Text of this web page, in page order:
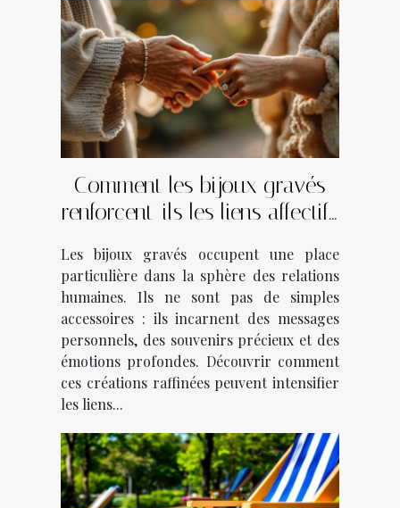
Comment les bijoux gravés
renforcent-ils les liens affectifs
Les bijoux gravés occupent une place
particulière dans la sphère des relations
humaines. Ils ne sont pas de simples
accessoires : ils incarnent des messages
personnels, des souvenirs précieux et des
émotions profondes. Découvrir comment
ces créations raffinées peuvent intensifier
les liens...